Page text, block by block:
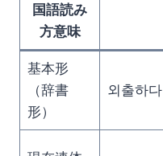
国語読み
方意味
基本形
（辞書
形）
외출하다